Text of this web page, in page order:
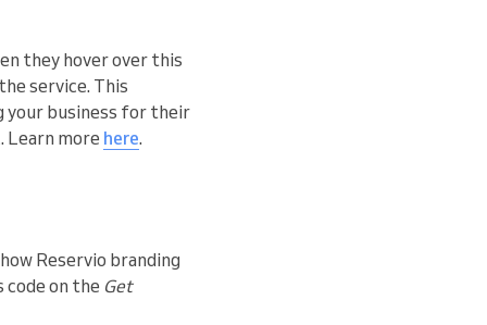
they hover over this
service. This
your business for their
Learn more here.
Reservio branding
code on the Get